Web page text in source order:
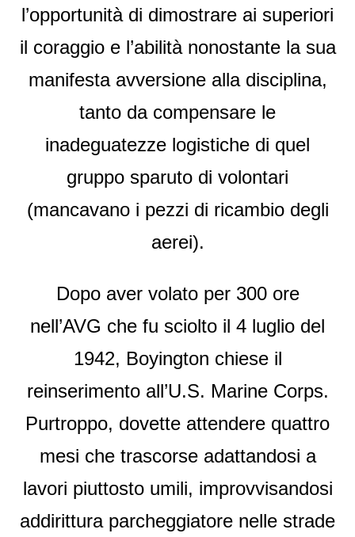
l’opportunità di dimostrare ai superiori
il coraggio e l’abilità nonostante la sua
manifesta avversione alla disciplina,
tanto da compensare le
inadeguatezze logistiche di quel
gruppo sparuto di volontari
(mancavano i pezzi di ricambio degli
aerei).
Dopo aver volato per 300 ore
nell’AVG che fu sciolto il 4 luglio del
1942, Boyington chiese il
reinserimento all’U.S. Marine Corps.
Purtroppo, dovette attendere quattro
mesi che trascorse adattandosi a
lavori piuttosto umili, improvvisandosi
addirittura parcheggiatore nelle strade